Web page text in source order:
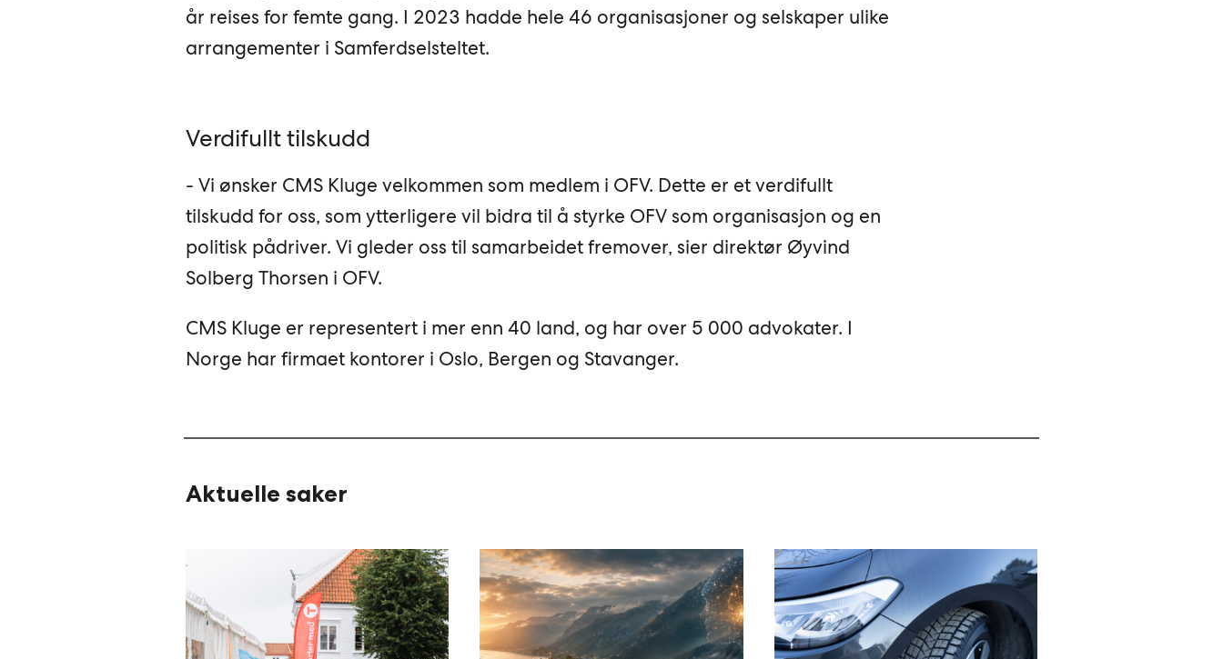
år reises for femte gang. I 2023 hadde hele 46 organisasjoner og selskaper ulike
arrangementer i Samferdselsteltet.
Verdifullt tilskudd
- Vi ønsker CMS Kluge velkommen som medlem i OFV. Dette er et verdifullt
tilskudd for oss, som ytterligere vil bidra til å styrke OFV som organisasjon og en
politisk pådriver. Vi gleder oss til samarbeidet fremover, sier direktør Øyvind
Solberg Thorsen i OFV.
CMS Kluge er representert i mer enn 40 land, og har over 5 000 advokater. I
Norge har firmaet kontorer i Oslo, Bergen og Stavanger.
Aktuelle saker